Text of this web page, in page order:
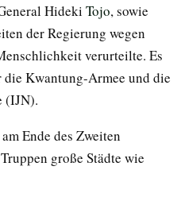
Hideki Tojo, sowie
der Regierung wegen
verurteilte. Es
Kwantung-Armee und die
(IJN).
Ende des Zweiten
große Städte wie